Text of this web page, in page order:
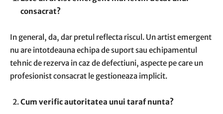
consacrat?
In general, da, dar pretul reflecta riscul. Un artist emergent
nu are intotdeauna echipa de suport sau echipamentul
tehnic de rezerva in caz de defectiuni, aspecte pe care un
profesionist consacrat le gestioneaza implicit.
Cum verific autoritatea unui taraf nunta?